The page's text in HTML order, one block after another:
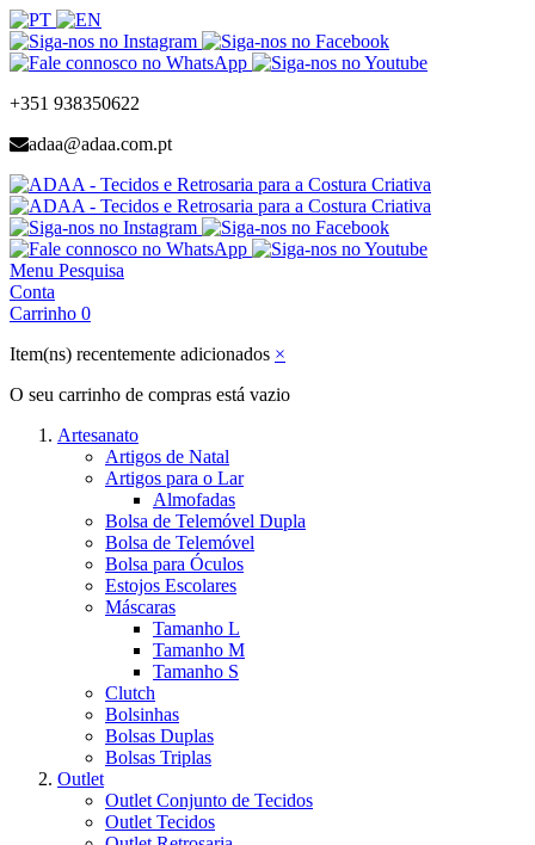
+351 938350622
adaa@adaa.com.pt
Menu Pesquisa
Conta
Carrinho 0
Item(ns) recentemente adicionados ×
O seu carrinho de compras está vazio
Artesanato
Artigos de Natal
Artigos para o Lar
Almofadas
Bolsa de Telemóvel Dupla
Bolsa de Telemóvel
Bolsa para Óculos
Estojos Escolares
Máscaras
Tamanho L
Tamanho M
Tamanho S
Clutch
Bolsinhas
Bolsas Duplas
Bolsas Triplas
Outlet
Outlet Conjunto de Tecidos
Outlet Tecidos